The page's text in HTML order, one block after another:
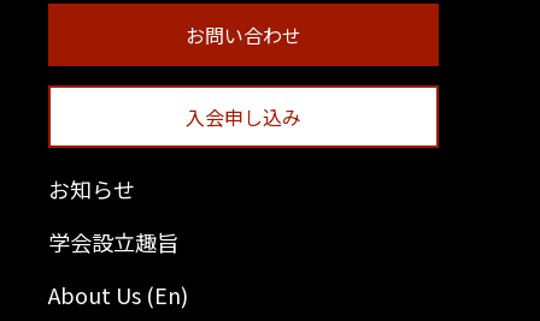
お問い合わせ
入会申し込み
お知らせ
学会設立趣旨
About Us (En)